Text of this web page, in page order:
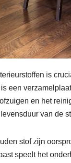
is
een
en het
van de
stof zijn
speelt het